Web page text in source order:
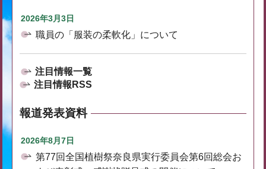
2026年3月3日
職員の「服装の柔軟化」について
注目情報一覧
注目情報RSS
報道発表資料
2026年8月7日
第77回全国植樹祭奈良県実行委員会第6回総会お